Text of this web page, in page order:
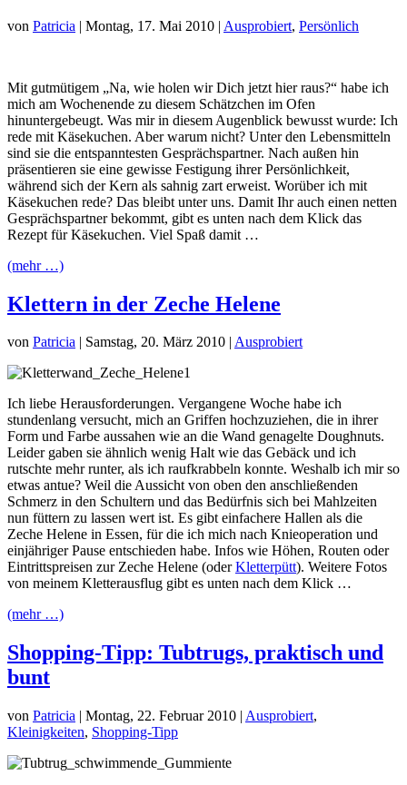
von Patricia | Montag, 17. Mai 2010 | Ausprobiert, Persönlich
Mit gutmütigem „Na, wie holen wir Dich jetzt hier raus?“ habe ich
mich am Wochenende zu diesem Schätzchen im Ofen
hinuntergebeugt. Was mir in diesem Augenblick bewusst wurde: Ich
rede mit Käsekuchen. Aber warum nicht? Unter den Lebensmitteln
sind sie die entspanntesten Gesprächspartner. Nach außen hin
präsentieren sie eine gewisse Festigung ihrer Persönlichkeit,
während sich der Kern als sahnig zart erweist. Worüber ich mit
Käsekuchen rede? Das bleibt unter uns. Damit Ihr auch einen netten
Gesprächspartner bekommt, gibt es unten nach dem Klick das
Rezept für Käsekuchen. Viel Spaß damit …
(mehr …)
Klettern in der Zeche Helene
von Patricia | Samstag, 20. März 2010 | Ausprobiert
Ich liebe Herausforderungen. Vergangene Woche habe ich
stundenlang versucht, mich an Griffen hochzuziehen, die in ihrer
Form und Farbe aussahen wie an die Wand genagelte Doughnuts.
Leider gaben sie ähnlich wenig Halt wie das Gebäck und ich
rutschte mehr runter, als ich raufkrabbeln konnte. Weshalb ich mir so
etwas antue? Weil die Aussicht von oben den anschließenden
Schmerz in den Schultern und das Bedürfnis sich bei Mahlzeiten
nun füttern zu lassen wert ist. Es gibt einfachere Hallen als die
Zeche Helene in Essen, für die ich mich nach Knieoperation und
einjähriger Pause entschieden habe. Infos wie Höhen, Routen oder
Eintrittspreisen zur Zeche Helene (oderKletterpütt). Weitere Fotos
von meinem Kletterausflug gibt es unten nach dem Klick …
(mehr …)
Shopping-Tipp: Tubtrugs, praktisch und
bunt
von Patricia | Montag, 22. Februar 2010 | Ausprobiert,
Kleinigkeiten, Shopping-Tipp